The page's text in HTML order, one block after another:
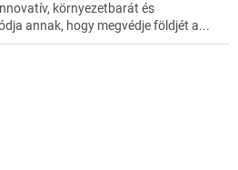
környezetbarát és
annak, hogy megvédje földjét a...